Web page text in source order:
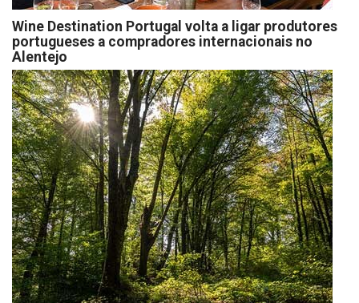
Wine Destination Portugal volta a ligar produtores
portugueses a compradores internacionais no
Alentejo